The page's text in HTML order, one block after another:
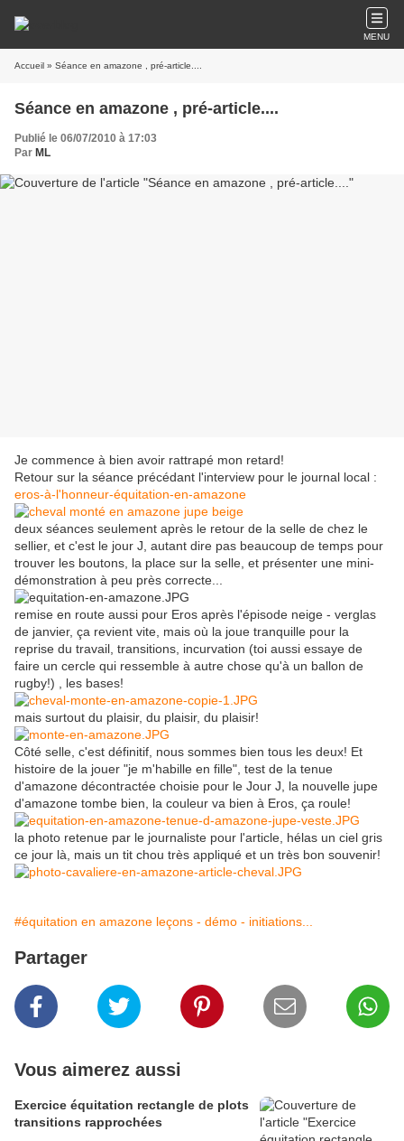
MENU
Accueil » Séance en amazone , pré-article....
Séance en amazone , pré-article....
Publié le 06/07/2010 à 17:03
Par ML
Je commence à bien avoir rattrapé mon retard!
Retour sur la séance précédant l'interview pour le journal local :
eros-à-l'honneur-équitation-en-amazone
deux séances seulement après le retour de la selle de chez le
sellier, et c'est le jour J, autant dire pas beaucoup de temps pour
trouver les boutons, la place sur la selle, et présenter une mini-
démonstration à peu près correcte...
remise en route aussi pour Eros après l'épisode neige - verglas
de janvier, ça revient vite, mais où la joue tranquille pour la
reprise du travail, transitions, incurvation (toi aussi essaye de
faire un cercle qui ressemble à autre chose qu'à un ballon de
rugby!) , les bases!
mais surtout du plaisir, du plaisir, du plaisir!
Côté selle, c'est définitif, nous sommes bien tous les deux! Et
histoire de la jouer "je m'habille en fille", test de la tenue
d'amazone décontractée choisie pour le Jour J, la nouvelle jupe
d'amazone tombe bien, la couleur va bien à Eros, ça roule!
la photo retenue par le journaliste pour l'article, hélas un ciel gris
ce jour là, mais un tit chou très appliqué et un très bon souvenir!
#équitation en amazone leçons - démo - initiations...
Partager
Vous aimerez aussi
Exercice équitation rectangle de plots
transitions rapprochées